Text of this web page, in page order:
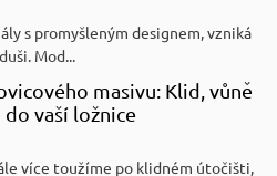
s promyšleným designem, vzniká
Mod...
masivu: Klid, vůně
vaší ložnice
více toužíme po klidném útočišti,